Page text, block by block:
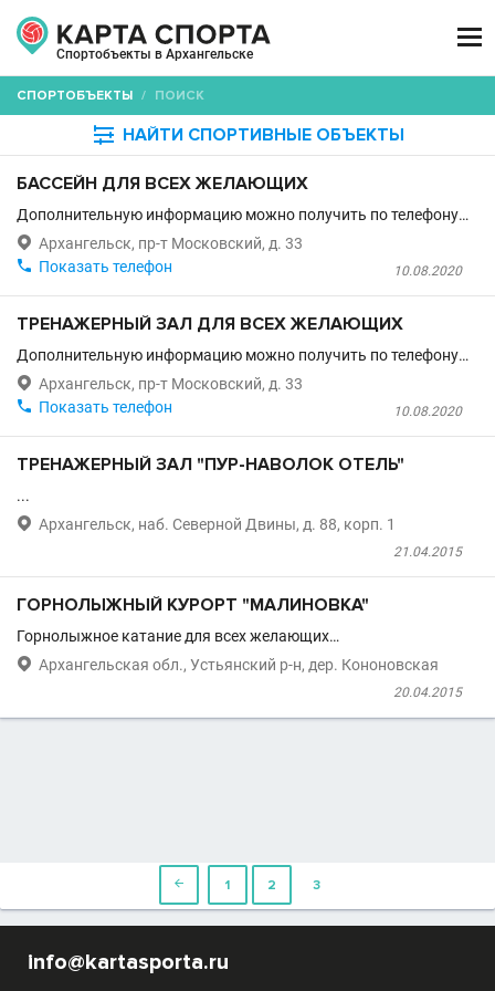
Спортобъекты в Архангельске

СПОРТОБЪЕКТЫ / ПОИСК
 НАЙТИ СПОРТИВНЫЕ ОБЪЕКТЫ
БАССЕЙН ДЛЯ ВСЕХ ЖЕЛАЮЩИХ
Дополнительную информацию можно получить по телефону…
 Архангельск, пр-т Московский, д. 33
10.08.2020
 Показать телефон
ТРЕНАЖЕРНЫЙ ЗАЛ ДЛЯ ВСЕХ ЖЕЛАЮЩИХ
Дополнительную информацию можно получить по телефону…
 Архангельск, пр-т Московский, д. 33
10.08.2020
 Показать телефон
ТРЕНАЖЕРНЫЙ ЗАЛ "ПУР-НАВОЛОК ОТЕЛЬ"
...
 Архангельск, наб. Северной Двины, д. 88, корп. 1
21.04.2015
ГОРНОЛЫЖНЫЙ КУРОРТ "МАЛИНОВКА"
Горнолыжное катание для всех желающих…
 Архангельская обл., Устьянский р-н, дер. Кононовская
20.04.2015
 1 2 3
info@kartasporta.ru